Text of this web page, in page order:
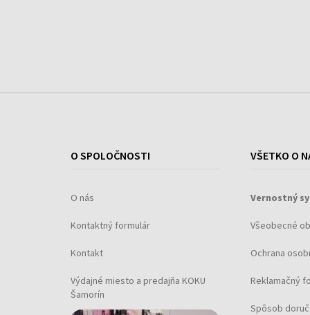
O SPOLOČNOSTI
O nás
Kontaktný formulár
Kontakt
Výdajné miesto a predajňa KOKU
Šamorín
VŠETKO O
Vernostný
Všeobecné
Ochrana
Reklamačný
Spôsob